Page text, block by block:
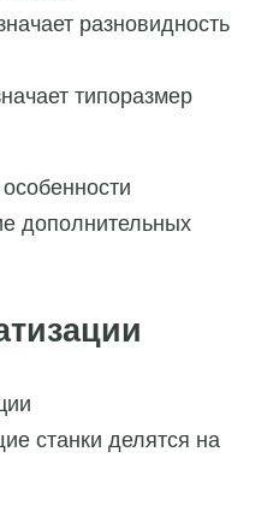
разновидность
типоразмер
дополнительных
станки делятся на